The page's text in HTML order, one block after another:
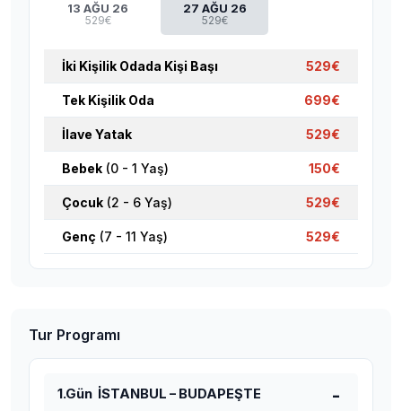
13 AĞU 26
529€
27 AĞU 26
529€
İki Kişilik Odada Kişi Başı 529€
Tek Kişilik Oda 699€
İlave Yatak 529€
Bebek (0 - 1 Yaş) 150€
Çocuk (2 - 6 Yaş) 529€
Genç (7 - 11 Yaş) 529€
Tur Programı
1.Gün İSTANBUL – BUDAPEŞTE